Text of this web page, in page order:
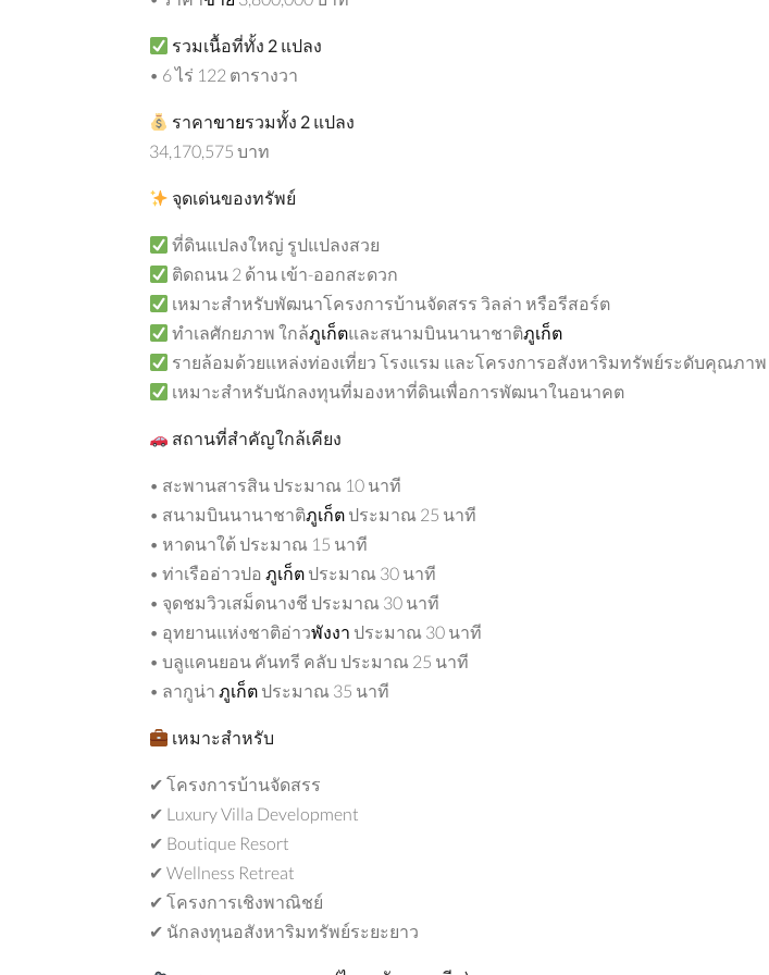
รวมเนื้อที่ทั้ง 2 แปลง
• 6 ไร่ 122 ตารางวา
ราคาขายรวมทั้ง 2 แปลง
34,170,575 บาท
จุดเด่นของทรัพย์
ที่ดินแปลงใหญ่ รูปแปลงสวย
ติดถนน 2 ด้าน เข้า-ออกสะดวก
เหมาะสำหรับพัฒนาโครงการบ้านจัดสรร วิลล่า หรือรีสอร์ต
ทำเลศักยภาพ ใกล้ภูเก็ตและสนามบินนานาชาติภูเก็ต
รายล้อมด้วยแหล่งท่องเที่ยว โรงแรม และโครงการอสังหาริมทรัพย์ระดับคุณภาพ
เหมาะสำหรับนักลงทุนที่มองหาที่ดินเพื่อการพัฒนาในอนาคต
สถานที่สำคัญใกล้เคียง
• สะพานสารสิน ประมาณ 10 นาที
• สนามบินนานาชาติภูเก็ต ประมาณ 25 นาที
• หาดนาใต้ ประมาณ 15 นาที
• ท่าเรืออ่าวปอ ภูเก็ต ประมาณ 30 นาที
• จุดชมวิวเสม็ดนางชี ประมาณ 30 นาที
• อุทยานแห่งชาติอ่าวพังงา ประมาณ 30 นาที
• บลูแคนยอน คันทรี คลับ ประมาณ 25 นาที
• ลากูน่า ภูเก็ต ประมาณ 35 นาที
เหมาะสำหรับ
✔ โครงการบ้านจัดสรร
✔ Luxury Villa Development
✔ Boutique Resort
✔ Wellness Retreat
✔ โครงการเชิงพาณิชย์
✔ นักลงทุนอสังหาริมทรัพย์ระยะยาว